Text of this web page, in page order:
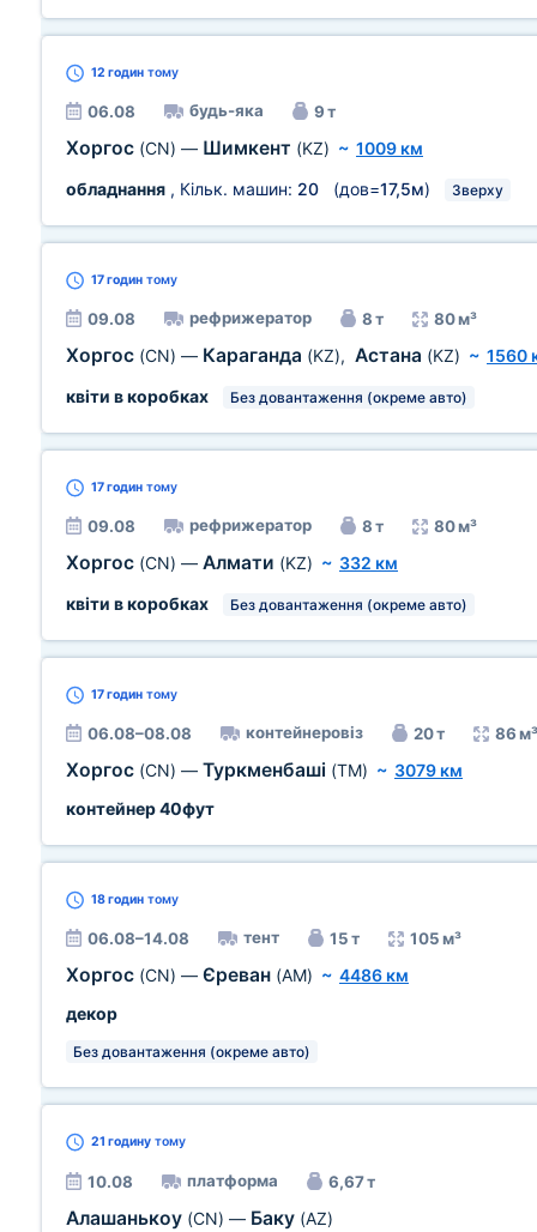
12 годин тому
06.08 будь-яка 9 т
Хоргос (CN) — Шимкент (KZ) ~ 1009 км
обладнання , Кільк. машин: 20 (дов=17,5м) Зверху
17 годин тому
09.08 рефрижератор 8 т 80 м³
Хоргос (CN) — Караганда (KZ), Астана (KZ) ~ 1560
квіти в коробках
Без довантаження (окреме авто)
17 годин тому
09.08 рефрижератор 8 т 80 м³
Хоргос (CN) — Алмати (KZ) ~ 332 км
квіти в коробках
Без довантаження (окреме авто)
17 годин тому
06.08–08.08 контейнеровіз 20 т 86 м³
Хоргос (CN) — Туркменбаші (TM) ~ 3079 км
контейнер 40фут
18 годин тому
06.08–14.08 тент 15 т 105 м³
Хоргос (CN) — Єреван (AM) ~ 4486 км
декор
Без довантаження (окреме авто)
21 годину тому
10.08 платформа 6,67 т
Алашанькоу (CN) — Баку (AZ)